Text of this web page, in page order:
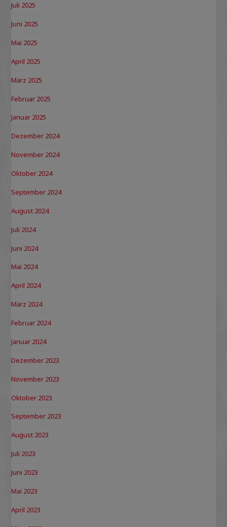
Juli 2025
Juni 2025
Mai 2025
April 2025
März 2025
Februar 2025
Januar 2025
Dezember 2024
November 2024
Oktober 2024
September 2024
August 2024
Juli 2024
Juni 2024
Mai 2024
April 2024
März 2024
Februar 2024
Januar 2024
Dezember 2023
November 2023
Oktober 2023
September 2023
August 2023
Juli 2023
Juni 2023
Mai 2023
April 2023